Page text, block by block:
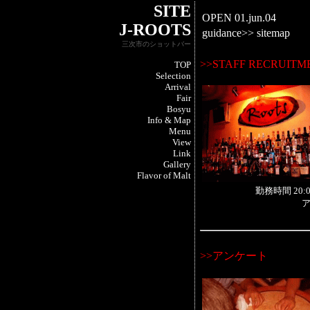
SITE
J-ROOTS
三次市のショットバー
OPEN 01.jun.04
guidance>> sitemap
TOP
Selection
Arrival
Fair
Bosyu
Info & Map
Menu
View
Link
Gallery
Flavor of Malt
>>STAFF
勤務時間
>>アンケート